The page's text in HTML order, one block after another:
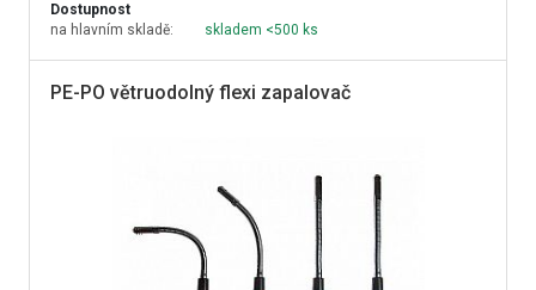
Dostupnost
na hlavním skladě:
skladem <500 ks
PE-PO větruodolný flexi zapalovač